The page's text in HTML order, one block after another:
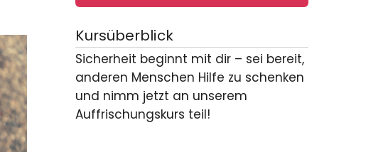
Kursüberblick
Sicherheit beginnt mit dir – sei bereit,
anderen Menschen Hilfe zu schenken
und nimm jetzt an unserem
Auffrischungskurs teil!